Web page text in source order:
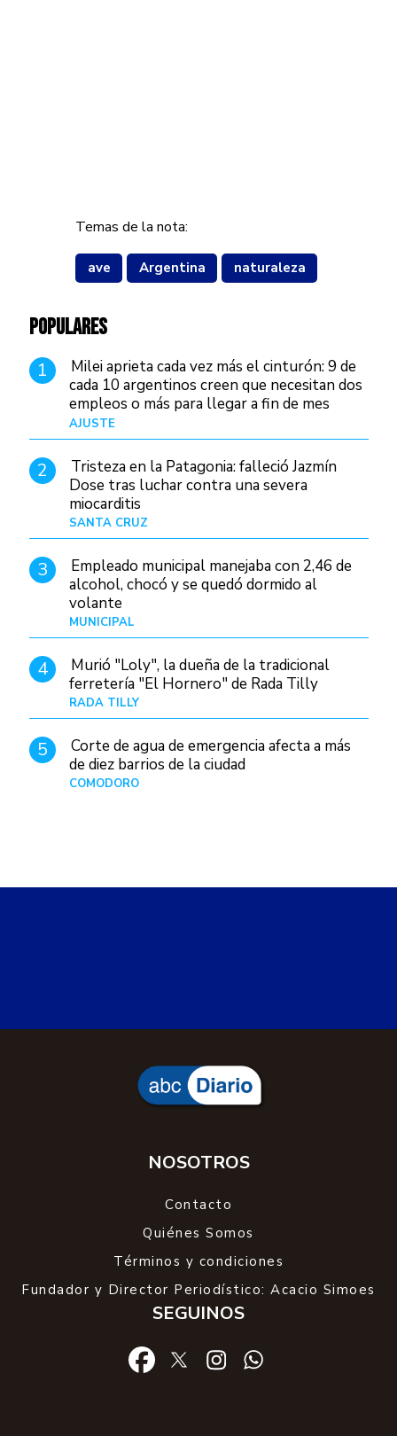
Temas de la nota:
ave Argentina naturaleza
POPULARES
1
Milei aprieta cada vez más el cinturón: 9 de
cada 10 argentinos creen que necesitan dos
empleos o más para llegar a fin de mes
AJUSTE
2
Tristeza en la Patagonia: falleció Jazmín
Dose tras luchar contra una severa
miocarditis
SANTA CRUZ
3
Empleado municipal manejaba con 2,46 de
alcohol, chocó y se quedó dormido al
volante
MUNICIPAL
4
Murió "Loly", la dueña de la tradicional
ferretería "El Hornero" de Rada Tilly
RADA TILLY
5
Corte de agua de emergencia afecta a más
de diez barrios de la ciudad
COMODORO
NOSOTROS
Contacto
Quiénes Somos
Términos y condiciones
Fundador y Director Periodístico: Acacio Simoes
SEGUINOS